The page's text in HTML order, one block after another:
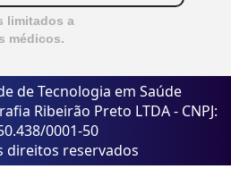
limitados a
médicos.
de Tecnologia em Saúde
Ribeirão Preto LTDA - CNPJ:
0001-50
direitos reservados